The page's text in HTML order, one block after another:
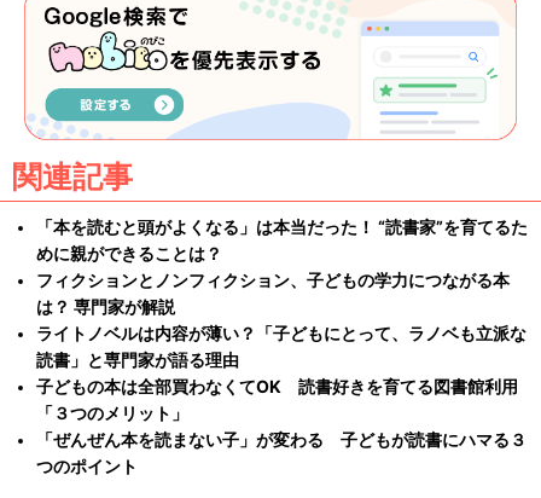
関連記事
「本を読むと頭がよくなる」は本当だった！ “読書家”を育てるた
めに親ができることは？
フィクションとノンフィクション、子どもの学力につながる本
は？ 専門家が解説
ライトノベルは内容が薄い？「子どもにとって、ラノベも立派な
読書」と専門家が語る理由
子どもの本は全部買わなくてOK 読書好きを育てる図書館利用
「３つのメリット」
「ぜんぜん本を読まない子」が変わる 子どもが読書にハマる３
つのポイント